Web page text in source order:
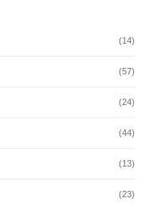
(14)
(57)
(24)
(44)
(13)
(23)